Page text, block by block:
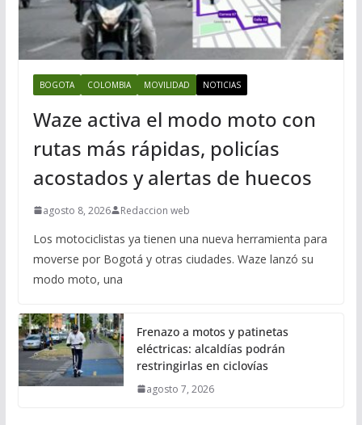
BOGOTA COLOMBIA MOVILIDAD NOTICIAS
Waze activa el modo moto con
rutas más rápidas, policías
acostados y alertas de huecos
agosto 8, 2026 Redaccion web
Los motociclistas ya tienen una nueva herramienta para
moverse por Bogotá y otras ciudades. Waze lanzó su
modo moto, una
Frenazo a motos y patinetas
eléctricas: alcaldías podrán
restringirlas en ciclovías
agosto 7, 2026